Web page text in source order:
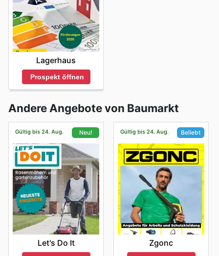
Lagerhaus
Prospekt öffnen
Andere Angebote von Baumarkt
Gültig bis 24. Aug. Neu!
Let's Do It
Gültig bis 24. Aug. Beliebt
Zgonc